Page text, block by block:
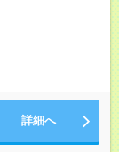
詳細へ